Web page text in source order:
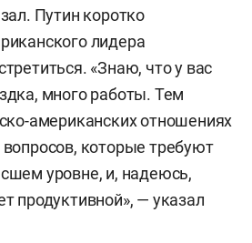
Путин коротко
лидера
«Знаю, что у вас
много работы. Тем
американских отношениях
которые требуют
уровне, и, надеюсь,
продуктивной», — указал